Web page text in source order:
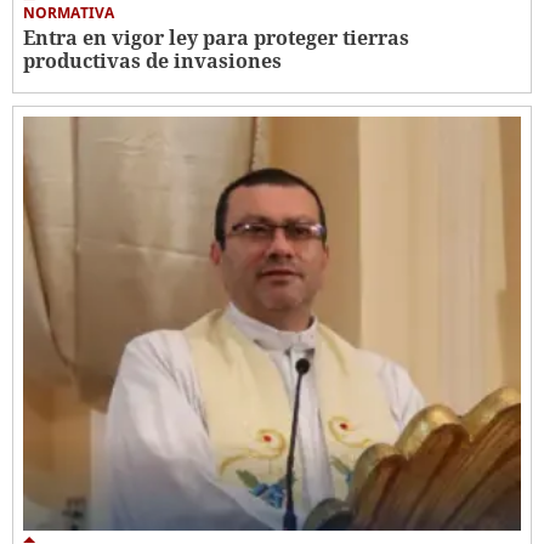
NORMATIVA
Entra en vigor ley para proteger tierras
productivas de invasiones